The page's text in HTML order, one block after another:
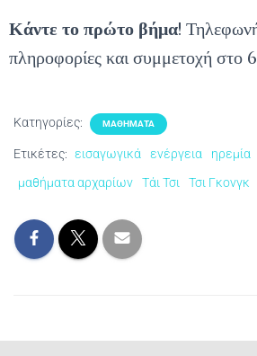
Κάντε το πρώτο βήμα!
πληροφορίες και συμμετοχή
Κατηγορίες: ΜΑΘΉΜΑΤΑ
Ετικέτες: εισαγωγικά ενέργεια ηρεμία
μαθήματα αρχαρίων
Τάι Τσι Τσι Γκονγκ